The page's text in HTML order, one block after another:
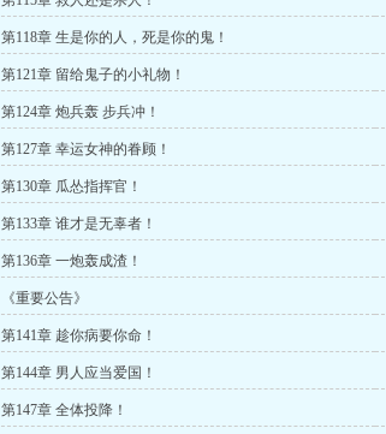
第118章 生是你的人，死是你的鬼！
第121章 留给鬼子的小礼物！
第124章 炮兵轰 步兵冲！
第127章 幸运女神的眷顾！
第130章 瓜怂指挥官！
第133章 谁才是无辜者！
第136章 一炮轰成渣！
《重要公告》
第141章 趁你病要你命！
第144章 男人应当爱国！
第147章 全体投降！